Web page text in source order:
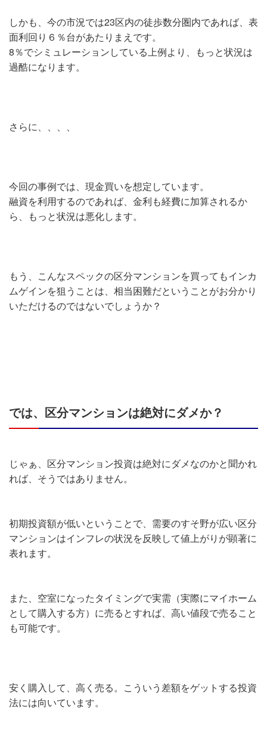
しかも、今の市況では23区内の徒歩数分圏内であれば、表
面利回り６％台があたりまえです。
8％でシミュレーションしている上例より、もっと状況は
過酷になります。
さらに、、、、
今回の事例では、現金買いを想定しています。
融資を利用するのであれば、金利も経費に加算されるか
ら、もっと状況は悪化します。
もう、こんなスペックの区分マンションを買ってもインカ
ムゲインを狙うことは、相当困難だということがお分かり
いただけるのではないでしょうか？
では、区分マンションは絶対にダメか？
じゃぁ、区分マンション投資は絶対にダメなのかと聞かれ
れば、そうではありません。
初期投資額が低いということで、需要のすそ野が広い区分
マンションはインフレの状況を反映して値上がりが顕著に
表れます。
また、空室になったタイミングで実需（実際にマイホーム
として購入する方）に売るとすれば、高い値段で売ること
も可能です。
安く購入して、高く売る。こういう差額をゲットする投資
法には向いています。